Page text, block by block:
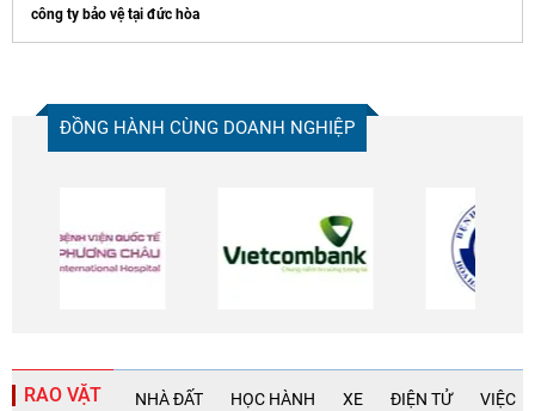
công ty bảo vệ tại đức hòa
ĐỒNG HÀNH CÙNG DOANH NGHIỆP
RAO VẶT NHÀ ĐẤT HỌC HÀNH XE ĐIỆN TỬ VIỆC